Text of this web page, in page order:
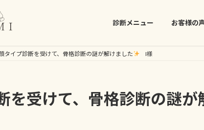
診断メニュー お客様の
タイプ診断を受けて、骨格診断の謎が解けました I様
を受けて、骨格診断の謎が